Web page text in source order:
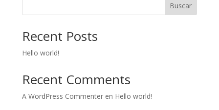
Buscar
Recent Posts
Hello world!
Recent Comments
A WordPress Commenteren Hello world!